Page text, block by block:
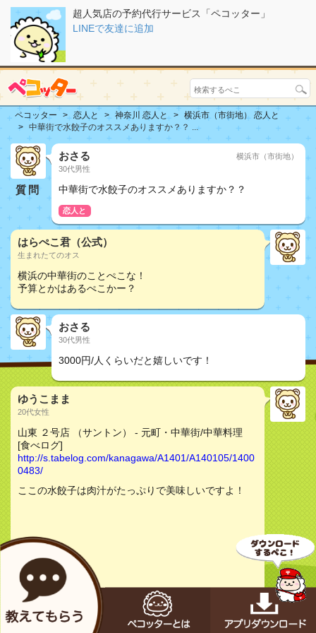
超人気店の予約代行サービス「ペコッター」
LINEで友達に追加
ペコッター 恋人と 神奈川 恋人と
横浜市（市街地） 恋人と
中華街で水餃子のオススメありますか？？ ...
質問
おさる
30代男性
横浜市（市街地）
中華街で水餃子のオススメありますか？？
恋人と
はらぺこ君（公式）
生まれたてのオス
横浜の中華街のことぺこな！
予算とかはあるぺこかー？
おさる
30代男性
3000円/人くらいだと嬉しいです！
ゆうこまま
20代女性
山東 ２号店 （サントン） - 元町・中華街/中華料理
[食べログ]
http://s.tabelog.com/kanagawa/A1401/A140105/1400
0483/
ここの水餃子は肉汁がたっぷりで美味しいですよ！